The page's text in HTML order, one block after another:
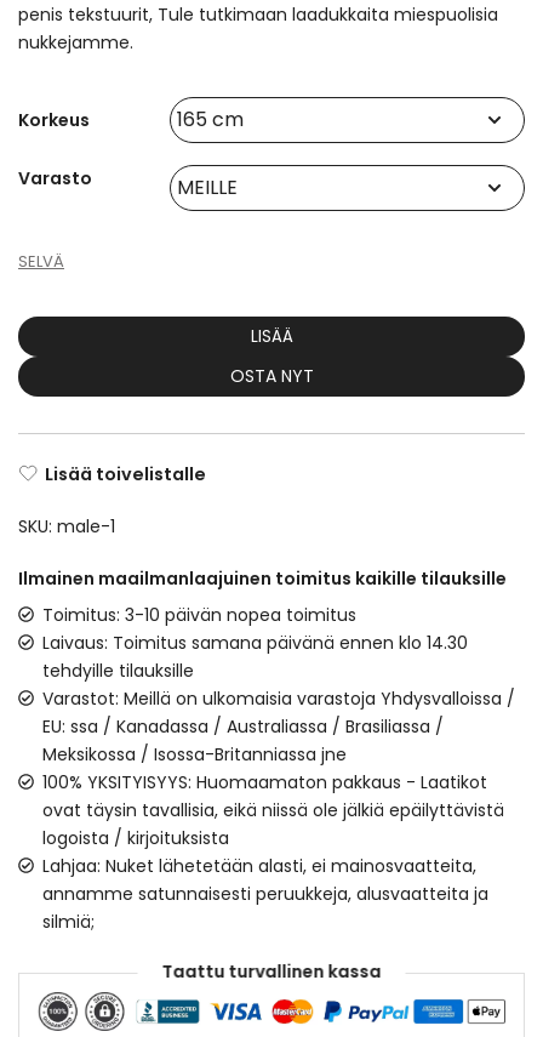
penis tekstuurit, Tule tutkimaan laadukkaita miespuolisia
nukkejamme.
Korkeus
Varasto
SELVÄ
LISÄÄ
OSTA NYT
Lisää toivelistalle
SKU: male-1
Ilmainen maailmanlaajuinen toimitus kaikille tilauksille
Toimitus: 3-10 päivän nopea toimitus
Laivaus: Toimitus samana päivänä ennen klo 14.30
tehdyille tilauksille
Varastot: Meillä on ulkomaisia varastoja Yhdysvalloissa /
EU: ssa / Kanadassa / Australiassa / Brasiliassa /
Meksikossa / Isossa-Britanniassa jne
100% YKSITYISYYS: Huomaamaton pakkaus - Laatikot
ovat täysin tavallisia, eikä niissä ole jälkiä epäilyttävistä
logoista / kirjoituksista
Lahjaa: Nuket lähetetään alasti, ei mainosvaatteita,
annamme satunnaisesti peruukkeja, alusvaatteita ja
silmiä;
Taattu turvallinen kassa